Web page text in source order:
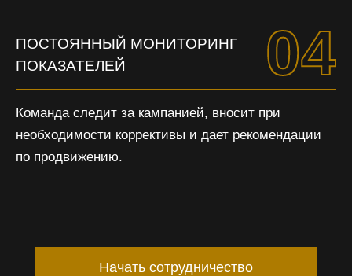
ПОСТОЯННЫЙ МОНИТОРИНГ
ПОКАЗАТЕЛЕЙ
04
Команда следит за кампанией, вносит при
необходимости коррективы и дает рекомендации
по продвижению.
Начать сотрудничество